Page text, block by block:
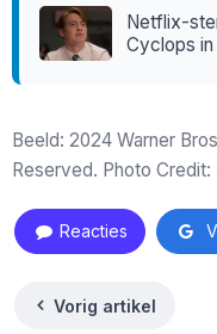
Netflix-
Cyclops
Beeld: 2024 Warner
Reserved. Photo Credit:
Reacties
Vorig artikel